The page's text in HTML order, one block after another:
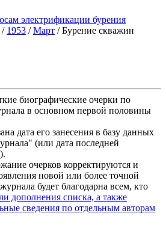
электрификации бурения
/ 1953 /Март / Бурение скважин
биографические очерки по
в основном первой половины
дата его занесения в базу данных
(или дата последней
очерков корректируются и
новой или более точной
будет благодарна всем, кто
дополнения списка, а также
сведения по отдельным авторам